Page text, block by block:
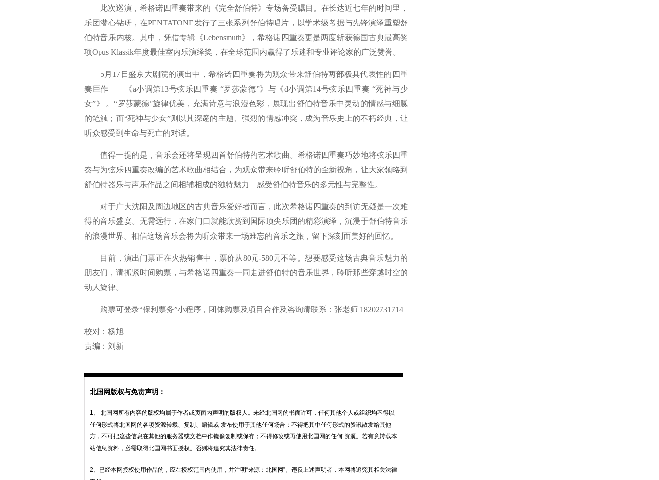
此次巡演，希格诺四重奏带来的《完全舒伯特》专场备受瞩目。在长达近七年的时间里，
乐团潜心钻研，在PENTATONE发行了三张系列舒伯特唱片，以学术级考据与先锋演绎重塑舒
伯特音乐内核。其中，凭借专辑《Lebensmuth》，希格诺四重奏更是两度斩获德国古典最高奖
项Opus Klassik年度最佳室内乐演绎奖，在全球范围内赢得了乐迷和专业评论家的广泛赞誉。
5月17日盛京大剧院的演出中，希格诺四重奏将为观众带来舒伯特两部极具代表性的四重
奏巨作——《a小调第13号弦乐四重奏 “罗莎蒙德”》与《d小调第14号弦乐四重奏 “死神与少
女”》 。“罗莎蒙德”旋律优美，充满诗意与浪漫色彩，展现出舒伯特音乐中灵动的情感与细腻
的笔触；而“死神与少女”则以其深邃的主题、强烈的情感冲突，成为音乐史上的不朽经典，让
听众感受到生命与死亡的对话。
值得一提的是，音乐会还将呈现四首舒伯特的艺术歌曲。希格诺四重奏巧妙地将弦乐四重
奏与为弦乐四重奏改编的艺术歌曲相结合，为观众带来聆听舒伯特的全新视角，让大家领略到
舒伯特器乐与声乐作品之间相辅相成的独特魅力，感受舒伯特音乐的多元性与完整性。
对于广大沈阳及周边地区的古典音乐爱好者而言，此次希格诺四重奏的到访无疑是一次难
得的音乐盛宴。无需远行，在家门口就能欣赏到国际顶尖乐团的精彩演绎，沉浸于舒伯特音乐
的浪漫世界。相信这场音乐会将为听众带来一场难忘的音乐之旅，留下深刻而美好的回忆。
目前，演出门票正在火热销售中，票价从80元-580元不等。想要感受这场古典音乐魅力的
朋友们，请抓紧时间购票，与希格诺四重奏一同走进舒伯特的音乐世界，聆听那些穿越时空的
动人旋律。
购票可登录“保利票务”小程序，团体购票及项目合作及咨询请联系：张老师 18202731714
校对：杨旭
责编：刘新
北国网版权与免责声明：
1、 北国网所有内容的版权均属于作者或页面内声明的版权人。未经北国网的书面许可，任何其他个人或组织均不得以
任何形式将北国网的各项资源转载、复制、编辑或 发布使用于其他任何场合；不得把其中任何形式的资讯散发给其他
方，不可把这些信息在其他的服务器或文档中作镜像复制或保存；不得修改或再使用北国网的任何 资源。若有意转载本
站信息资料，必需取得北国网书面授权。否则将追究其法律责任。
2、已经本网授权使用作品的，应在授权范围内使用，并注明“来源：北国网”。违反上述声明者，本网将追究其相关法律